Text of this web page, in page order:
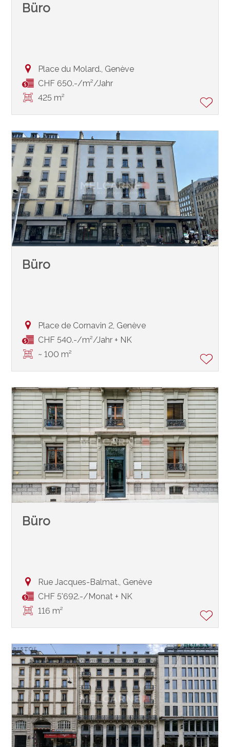
Büro
Place du Molard., Genève
CHF 650.-/m²/Jahr
425 m²
Büro
Place de Cornavin 2, Genève
CHF 540.-/m²/Jahr + NK
~ 100 m²
Büro
Rue Jacques-Balmat., Genève
CHF 5'692.-/Monat + NK
116 m²